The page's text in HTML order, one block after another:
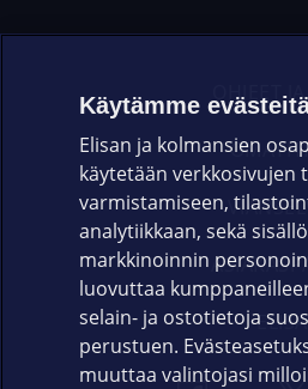
OHJEET
Käytämme
Elisan ja kolmansien
käytetään verkkosivujen
varmistamiseen,
analytiikkaan, sekä
markkinoinnin
luovuttaa
selain- ja ostotietoja
perustuen.
muuttaa valintojasi